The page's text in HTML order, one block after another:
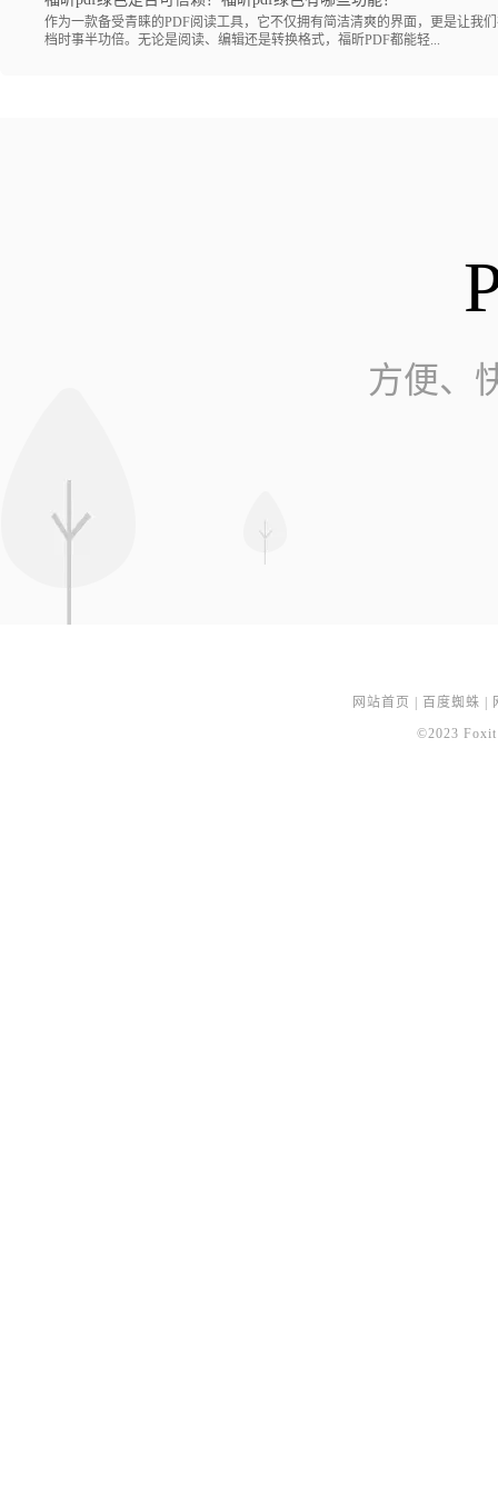
作为一款备受青睐的PDF阅读工具，它不仅拥有简洁清爽的界面，更是让我
档时事半功倍。无论是阅读、编辑还是转换格式，福昕PDF都能轻...
方便、
网站首页 百度蜘蛛
©2023 Foxit